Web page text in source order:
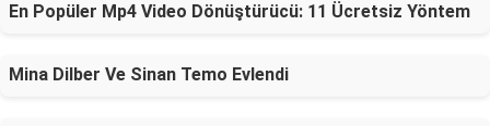
En Popüler Mp4 Video Dönüştürücü: 11 Ücretsiz Yöntem
Mina Dilber Ve Sinan Temo Evlendi